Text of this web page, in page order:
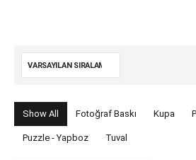
Show All Fotoğraf Baskı Kupa
Puzzle - Yapboz Tuval